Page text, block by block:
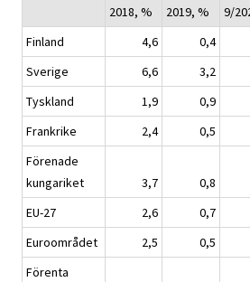
2018, %
2019, %
9/
Finland
4,6 0,4
Sverige
6,6 3,2
Tyskland
1,9 0,9
Frankrike
2,4 0,5
Förenade
kungariket
3,7 0,8
EU-27
2,6 0,7
Euroområdet 2,5 0,5
Förenta